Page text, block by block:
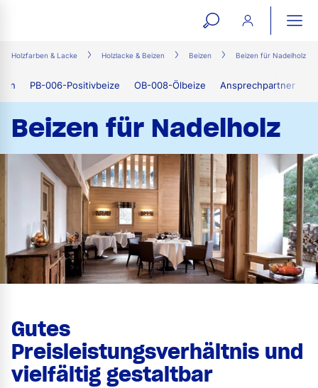
open
search
Holzfarben & Lacke Holzlacke & Beizen Beizen Beizen für Nadelholz
PB-006-Positivbeize OB-008-Ölbeize Ansprechpartner
Beizen für Nadelholz
Gutes
Preisleistungsverhältnis und
vielfältig gestaltbar